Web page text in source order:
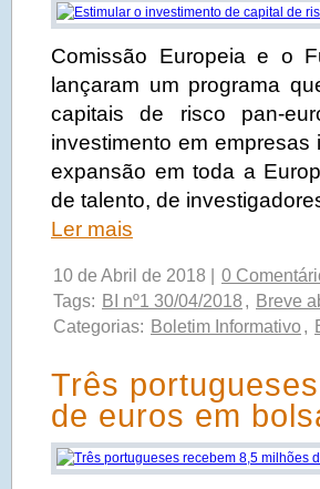
Comissão Europeia e o
lançaram um programa
capitais de risco pan-
investimento em
expansão em toda a
de talento, de
Ler mais
10 de Abril de 2018 |
0
Tags: BI nº1 30/04/2018 , Breve
Categorias: Boletim Informativo,
Três
de euros em